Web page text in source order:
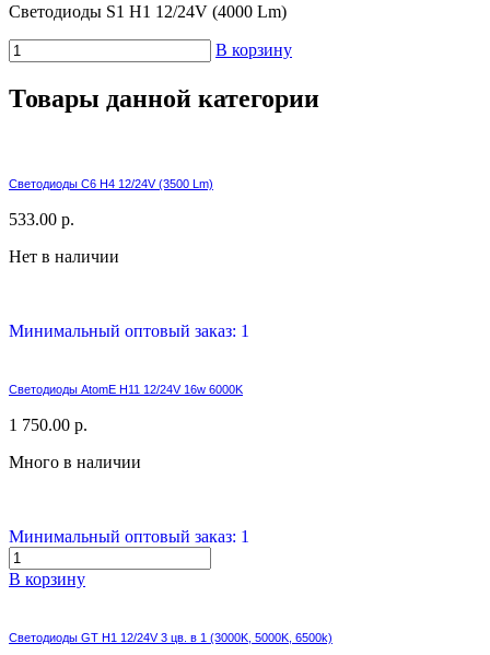
Светодиоды S1 H1 12/24V (4000 Lm)
В корзину
Товары данной категории
Светодиоды C6 H4 12/24V (3500 Lm)
533.00 р.
Нет в наличии
Минимальный оптовый заказ: 1
Светодиоды AtomE H11 12/24V 16w 6000K
1 750.00 р.
Много в наличии
Минимальный оптовый заказ: 1
В корзину
Светодиоды GT H1 12/24V 3 цв. в 1 (3000K, 5000K, 6500k)